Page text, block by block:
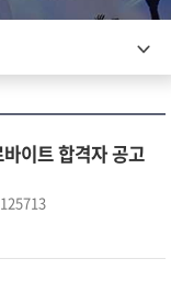
이트 합격자 공고